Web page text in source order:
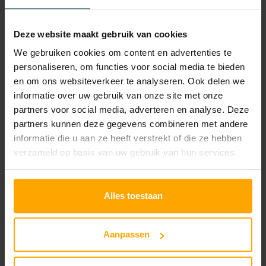
Deze website maakt gebruik van cookies
We gebruiken cookies om content en advertenties te
personaliseren, om functies voor social media te bieden
en om ons websiteverkeer te analyseren. Ook delen we
informatie over uw gebruik van onze site met onze
partners voor social media, adverteren en analyse. Deze
partners kunnen deze gegevens combineren met andere
informatie die u aan ze heeft verstrekt of die ze hebben
verzameld op basis van uw gebruik van hun services.
Alles toestaan
Aanpassen
n
F
3
0
R
a
d
i
c
-
Beschrijving
Hoe te gebruiken:
Bereid de huid voor met een moisturizer
en/of de Smooth Affair Face Primer. Goed
schudden voor gebruik. Breng 1 à 2 pompjes
aan op de hand. Gebruik je vingers of de
Multiuse Blending Brush om de foundation
gelijkmatig op de huid aan te brengen en te
Tips van onze huidtherapeuten:
Gebruik je favoriete Jane Iredale-kwast en
breng de foundation dekkend aan op